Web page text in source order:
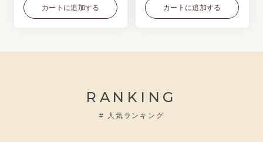
カートに追加する カートに追加する
RANKING
# 人気ランキング